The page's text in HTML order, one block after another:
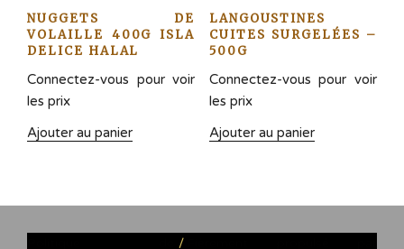
NUGGETS DE
VOLAILLE 400G ISLA
DELICE HALAL
Connectez-vous pour voir
les prix
Ajouter au panier
LANGOUSTINES
CUITES SURGELÉES –
500G
Connectez-vous pour voir
les prix
Ajouter au panier